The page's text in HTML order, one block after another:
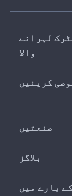
لہرانے
والا
کرینیں
صنعتیں
بلاگز
کے بارے میں